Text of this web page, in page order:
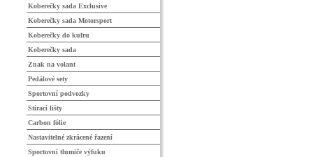
Koberečky sada Exclusive
Koberečky sada Motorsport
Koberečky do kufru
Koberečky sada
Znak na volant
Pedálové sety
Sportovní podvozky
Stírací lišty
Carbon fólie
Nastavitelné zkrácené řazení
Sportovní tlumiče výfuku